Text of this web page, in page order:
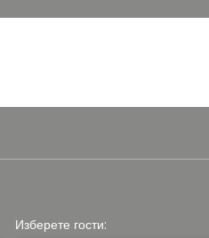
Изберете гости: